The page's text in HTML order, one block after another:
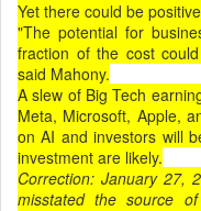
Yet there could be
"The potential for
fraction of the cost
said Mahony.
A slew of Big Tech
Meta, Microsoft, Apple,
on AI and investors will
investment are likely.
Correction: January 27,
misstated the source